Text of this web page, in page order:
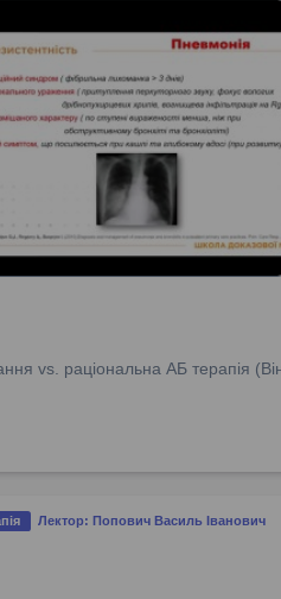
vs. раціональна АБ терапія
Лектор: Попович Василь Іванович